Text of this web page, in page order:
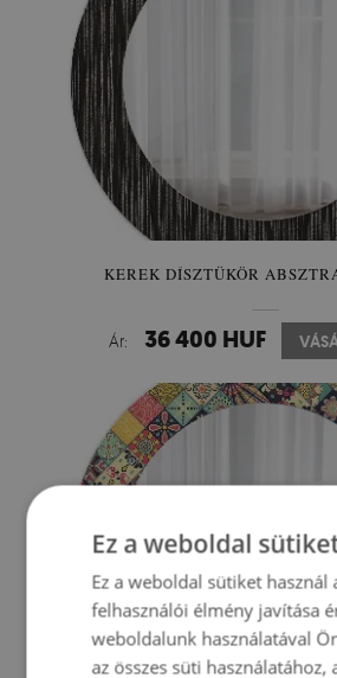
KEREK DÍSZTÜKÖR
Ár: 36 400 HUF
Ez a weboldal
Ez a weboldal sütiket használ
felhasználói élmény javítása
weboldalunk használatával
az összes süti használatához,